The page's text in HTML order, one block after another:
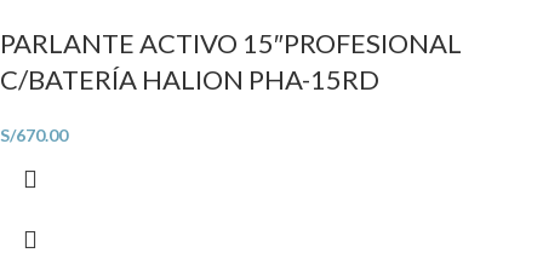
PARLANTE ACTIVO 15″PROFESIONAL
C/BATERÍA HALION PHA-15RD
S/670.00